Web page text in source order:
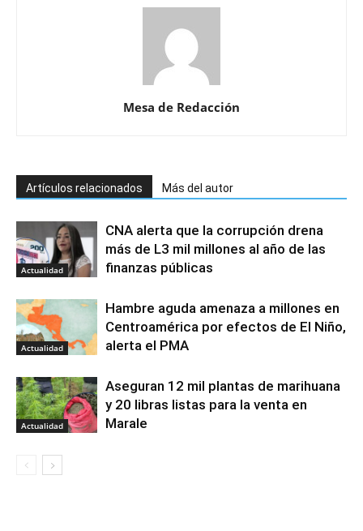
Mesa de Redacción
Artículos relacionados Más del autor
Actualidad
CNA alerta que la corrupción drena
más de L3 mil millones al año de las
finanzas públicas
Actualidad
Hambre aguda amenaza a millones en
Centroamérica por efectos de El Niño,
alerta el PMA
Actualidad
Aseguran 12 mil plantas de marihuana
y 20 libras listas para la venta en
Marale